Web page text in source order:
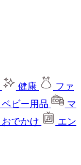
健康
ファ
ベビー用品
マ
おでかけ
エン